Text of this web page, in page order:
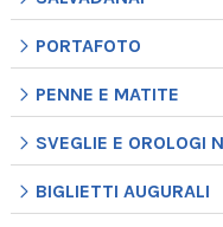
PORTAFOTO
PENNE E MATITE
SVEGLIE E OROLOGI
BIGLIETTI AUGURALI